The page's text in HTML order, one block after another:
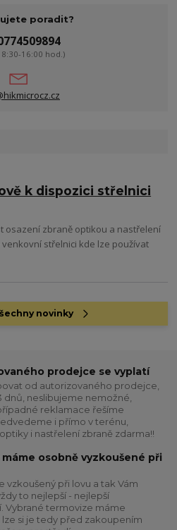
poradit?
8:30-16:00 hod.)
k dispozici střelnici
osazení zbraně optikou a nastřelení
střelnici kde lze používat
novinky
prodejce se vyplatí
od autorizovaného prodejce,
neslibujeme nemožné,
reklamace řešíme
i přímo v terénu,
i nastřelení zbraně zdarma!!
osobně vyzkoušené při
vzkoušený při lovu a tak Vám
to nejlepší - nejlepší
Vybrané termovize máme
si je tedy před zakoupením